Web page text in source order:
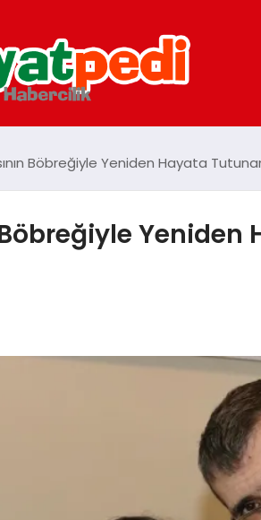
Böbreğiyle Yeniden Hayata
Böbreğiyle